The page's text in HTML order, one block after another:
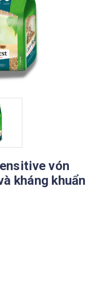
vón
kháng khuẩn